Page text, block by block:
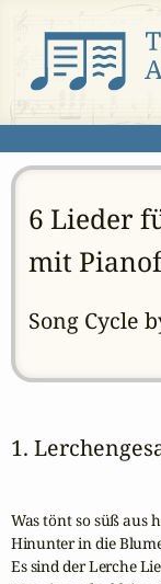
6 Lieder
mit
Song Cycle
1.
Was tönt so süß aus
Hinunter in die
Es sind der Lerche